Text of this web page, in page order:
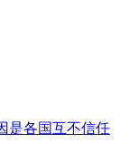
是各国互不信任